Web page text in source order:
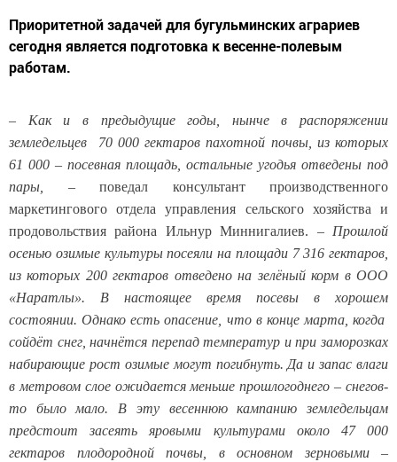
Приоритетной задачей для бугульминских аграриев
сегодня является подготовка к весенне-полевым
работам.
– Как и в предыдущие годы, нынче в распоряжении
земледельцев 70 000 гектаров пахотной почвы, из которых
61 000 – посевная площадь, остальные угодья отведены под
пары,
– поведал консультант производственного
маркетингового отдела управления сельского хозяйства и
продовольствия района Ильнур Миннигалиев. – Прошлой
осенью озимые культуры посеяли на площади 7 316 гектаров,
из которых 200 гектаров отведено на зелёный корм в ООО
«Наратлы». В настоящее время посевы в хорошем
состоянии. Однако есть опасение, что в конце марта, когда
сойдёт снег, начнётся перепад температур и при заморозках
набирающие рост озимые могут погибнуть. Да и запас влаги
в метровом слое ожидается меньше прошлогоднего – снегов-
то было мало. В эту весеннюю кампанию земледельцам
предстоит засеять яровыми культурами около 47 000
гектаров плодородной почвы, в основном зерновыми –